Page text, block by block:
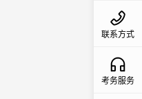
联系方式
考务服务